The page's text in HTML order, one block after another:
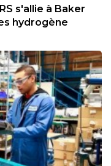
s'allie à Baker
hydrogène